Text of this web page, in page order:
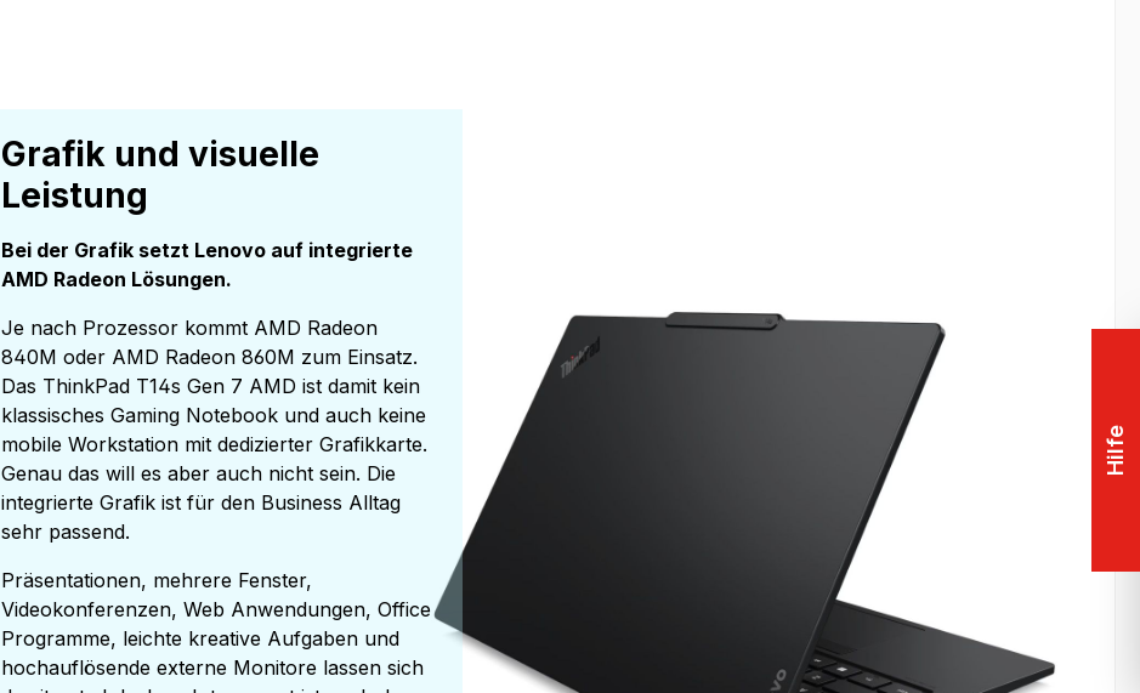
Grafik und visuelle
Leistung
Bei der Grafik setzt Lenovo auf integrierte
AMD Radeon Lösungen.
Je nach Prozessor kommt AMD Radeon
840M oder AMD Radeon 860M zum Einsatz.
Das ThinkPad T14s Gen 7 AMD ist damit kein
klassisches Gaming Notebook und auch keine
mobile Workstation mit dedizierter Grafikkarte.
Genau das will es aber auch nicht sein. Die
integrierte Grafik ist für den Business Alltag
sehr passend.
Präsentationen, mehrere Fenster,
Videokonferenzen, Web Anwendungen, Office
Programme, leichte kreative Aufgaben und
hochauflösende externe Monitore lassen sich
Hilfe